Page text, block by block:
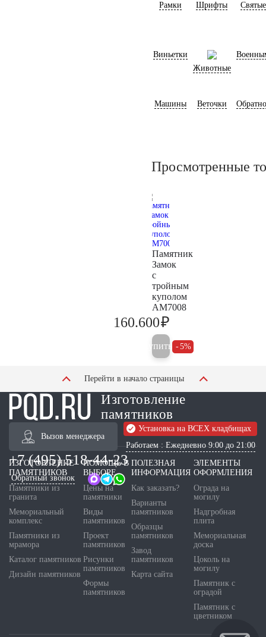
Рамки Шрифты Святые
Виньетки
Животные
Машины Веточки
Просмотренные
Памятник
Замок
с
тройным
куполом
AM7008
160.600₽
Купить 5%
Перейти в начало страницы
Изготовление
памятников
Вызов менеджера
Установка на ВСЕХ кладбищах
Работаем : Ежедневно 9:00 до 21:00
+7 (495) 518-44-23
Обратный звонок
ИЗГОТОВЛЕНИЕ
ПАМЯТНИКОВ
Памятники из
гранита
Мемориальный
комплекс
Памятники из
мрамора
Каталог памятников
Дизайн памятников
ПОМОЩЬ В
ВЫБОРЕ
Цены на
памятники
Виды
памятников
Проект
памятников
Рисунки
памятников
Формы
памятников
ПОЛЕЗНАЯ
ИНФОРМАЦИЯ
Как заказать?
Варианты
памятников
Образцы
памятников
Завод
памятников
Карта сайта
ЭЛЕМЕНТЫ
ОФОРМЛЕНИЯ
Ограда на
могилу
Надгробная
плита
Мемориальная
доска
Цоколь на
могилу
Памятник с
оградой
Памятник с
цветником